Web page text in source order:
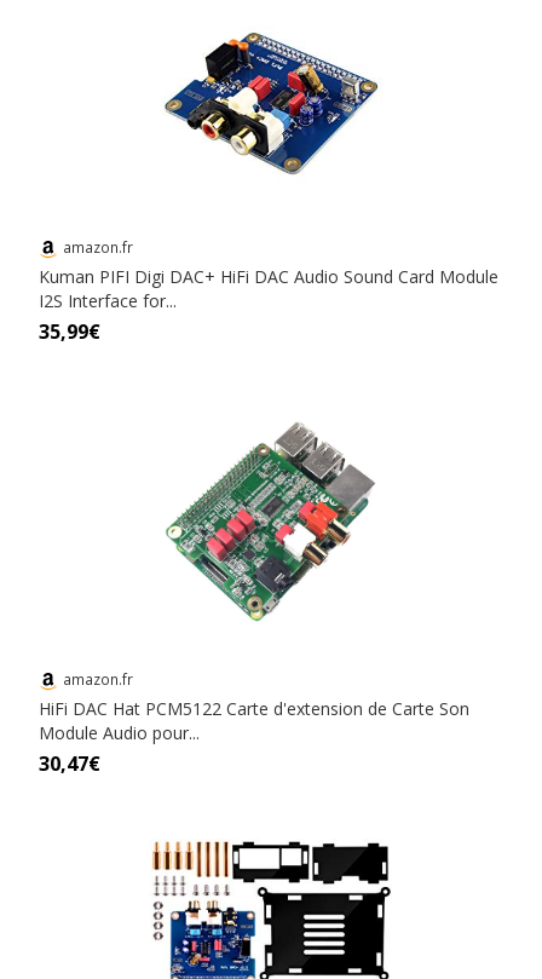
amazon.fr
Kuman PIFI Digi DAC+ HiFi DAC Audio Sound Card Module
I2S Interface for...
35,99€
amazon.fr
HiFi DAC Hat PCM5122 Carte d'extension de Carte Son
Module Audio pour...
30,47€